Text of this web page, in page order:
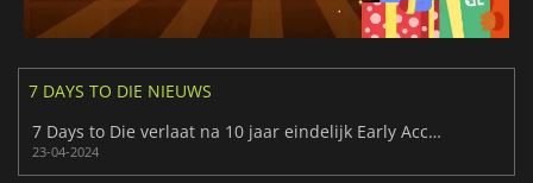
7 DAYS TO DIE NIEUWS
7 Days to Die verlaat na 10 jaar eindelijk Early Access
23-04-2024